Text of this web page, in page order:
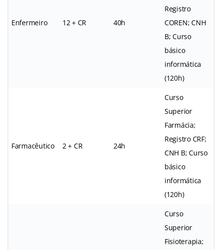
Enfermeiro 12 + CR 40h
Registro
COREN; CNH
B; Curso
básico
informática
(120h)
Farmacêutico 2 + CR 24h
Curso
Superior
Farmácia;
Registro CRF;
CNH B; Curso
básico
informática
(120h)
Curso
Superior
Fisioterapia;